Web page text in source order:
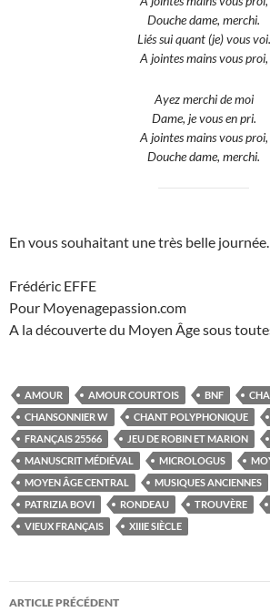
Douche dame, merchi.
Liés sui quant (je) vous voi.
A jointes mains vous proi,
Ayez merchi de moi
Dame, je vous en pri.
A jointes mains vous proi,
Douche dame, merchi.
En vous souhaitant une très belle journée.
Frédéric EFFE
Pour Moyenagepassion.com
A la découverte du Moyen Âge sous
AMOUR AMOUR COURTOIS BNF
CHANSONNIER W
CHANT POLYPHONIQUE
FRANÇAIS 25566
JEU DE ROBIN ET MARION
MANUSCRIT MÉDIÉVAL
MICROLOGUS
MOYEN ÂGE CENTRAL
MUSIQUES ANCIENNES
PATRIZIA BOVI
RONDEAU TROUVÈRE
VIEUX FRANÇAIS
XIIIE SIÈCLE
Navigation
ARTICLE PRÉCÉDENT